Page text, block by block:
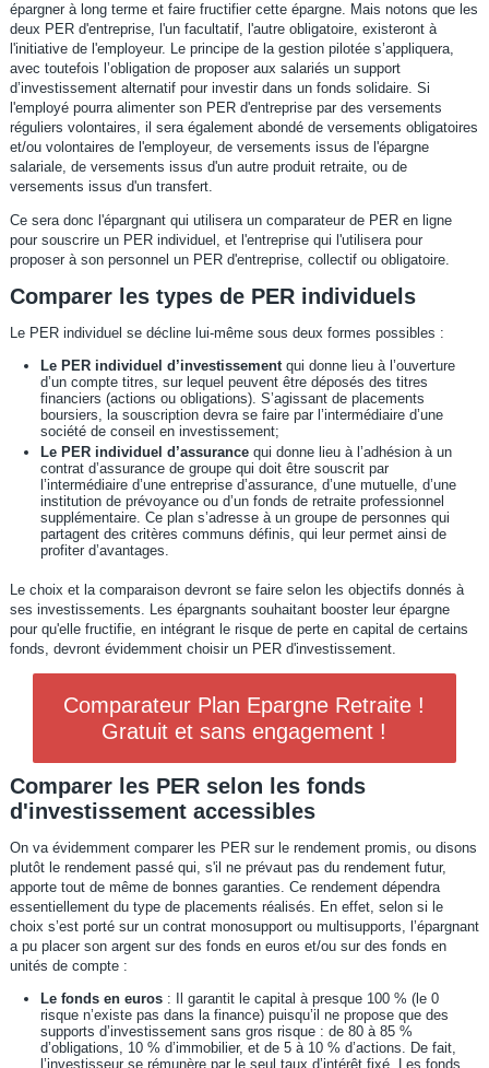
épargner à long terme et faire fructifier cette épargne. Mais notons que les
deux PER d'entreprise, l'un facultatif, l'autre obligatoire, existeront à
l'initiative de l'employeur. Le principe de la gestion pilotée s’appliquera,
avec toutefois l’obligation de proposer aux salariés un support
d’investissement alternatif pour investir dans un fonds solidaire. Si
l'employé pourra alimenter son PER d'entreprise par des versements
réguliers volontaires, il sera également abondé de versements obligatoires
et/ou volontaires de l'employeur, de versements issus de l'épargne
salariale, de versements issus d'un autre produit retraite, ou de
versements issus d'un transfert.
Ce sera donc l'épargnant qui utilisera un comparateur de PER en ligne
pour souscrire un PER individuel, et l'entreprise qui l'utilisera pour
proposer à son personnel un PER d'entreprise, collectif ou obligatoire.
Comparer les types de PER individuels
Le PER individuel se décline lui-même sous deux formes possibles :
Le PER individuel d’investissementqui donne lieu à l’ouverture
d’un compte titres, sur lequel peuvent être déposés des titres
financiers (actions ou obligations). S’agissant de placements
boursiers, la souscription devra se faire par l’intermédiaire d’une
société de conseil en investissement;
Le PER individuel d’assurancequi donne lieu à l’adhésion à un
contrat d’assurance de groupe qui doit être souscrit par
l’intermédiaire d’une entreprise d’assurance, d’une mutuelle, d’une
institution de prévoyance ou d’un fonds de retraite professionnel
supplémentaire. Ce plan s’adresse à un groupe de personnes qui
partagent des critères communs définis, qui leur permet ainsi de
profiter d’avantages.
Le choix et la comparaison devront se faire selon les objectifs donnés à
ses investissements. Les épargnants souhaitant booster leur épargne
pour qu'elle fructifie, en intégrant le risque de perte en capital de certains
fonds, devront évidemment choisir un PER d'investissement.
Comparateur Plan Epargne Retraite !
Gratuit et sans engagement !
Comparer les PER selon les fonds
d'investissement accessibles
On va évidemment comparer les PER sur le rendement promis, ou disons
plutôt le rendement passé qui, s'il ne prévaut pas du rendement futur,
apporte tout de même de bonnes garanties. Ce rendement dépendra
essentiellement du type de placements réalisés. En effet, selon si le
choix s’est porté sur un contrat monosupport ou multisupports, l’épargnant
a pu placer son argent sur des fonds en euros et/ou sur des fonds en
unités de compte :
Le fonds en euros: Il garantit le capital à presque 100 % (le 0
risque n’existe pas dans la finance) puisqu’il ne propose que des
supports d’investissement sans gros risque : de 80 à 85 %
d’obligations, 10 % d’immobilier, et de 5 à 10 % d’actions. De fait,
l’investisseur se rémunère par le seul taux d’intérêt fixé. Les fonds